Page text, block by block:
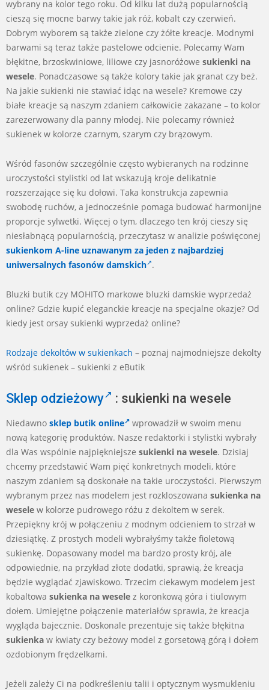
wybrany na kolor tego roku. Od kilku lat dużą popularnością
cieszą się mocne barwy takie jak róż, kobalt czy czerwień.
Dobrym wyborem są także zielone czy żółte kreacje. Modnymi
barwami są teraz także pastelowe odcienie. Polecamy Wam
błękitne, brzoskwiniowe, liliowe czy jasnoróżowe sukienki na
wesele. Ponadczasowe są także kolory takie jak granat czy beż.
Na jakie sukienki nie stawiać idąc na wesele? Kremowe czy
białe kreacje są naszym zdaniem całkowicie zakazane – to kolor
zarezerwowany dla panny młodej. Nie polecamy również
sukienek w kolorze czarnym, szarym czy brązowym.
Wśród fasonów szczególnie często wybieranych na rodzinne
uroczystości stylistki od lat wskazują kroje delikatnie
rozszerzające się ku dołowi. Taka konstrukcja zapewnia
swobodę ruchów, a jednocześnie pomaga budować harmonijne
proporcje sylwetki. Więcej o tym, dlaczego ten krój cieszy się
niesłabnącą popularnością, przeczytasz w analizie poświęconej
sukienkom A-line uznawanym za jeden z najbardziej
uniwersalnych fasonów damskich .
Bluzki butik czy MOHITO markowe bluzki damskie wyprzedaż
online? Gdzie kupić eleganckie kreacje na specjalne okazje? Od
kiedy jest orsay sukienki wyprzedaż online?
Rodzaje dekoltów w sukienkach – poznaj najmodniejsze dekolty
wśród sukienek – sukienki z eButik
Sklep odzieżowy : sukienki na wesele
Niedawno sklep butik online
wprowadził w swoim menu
nową kategorię produktów. Nasze redaktorki i stylistki wybrały
dla Was wspólnie najpiękniejsze sukienki na wesele. Dzisiaj
chcemy przedstawić Wam pięć konkretnych modeli, które
naszym zdaniem są doskonałe na takie uroczystości. Pierwszym
wybranym przez nas modelem jest rozkloszowana sukienka na
wesele w kolorze pudrowego różu z dekoltem w serek.
Przepiękny krój w połączeniu z modnym odcieniem to strzał w
dziesiątkę. Z prostych modeli wybrałyśmy także fioletową
sukienkę. Dopasowany model ma bardzo prosty krój, ale
odpowiednie, na przykład złote dodatki, sprawią, że kreacja
będzie wyglądać zjawiskowo. Trzecim ciekawym modelem jest
kobaltowa sukienka na wesele z koronkową góra i tiulowym
dołem. Umiejętne połączenie materiałów sprawia, że kreacja
wygląda bajecznie. Doskonale prezentuje się także błękitna
sukienka w kwiaty czy beżowy model z gorsetową górą i dołem
ozdobionym frędzelkami.
Jeżeli zależy Ci na podkreśleniu talii i optycznym wysmukleniu